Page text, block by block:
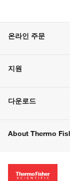
온라인 주문
주문 방법
벌크 주문
지원
고객 센터
웹사이트 개선사항
다운로드
About Thermo
투자자